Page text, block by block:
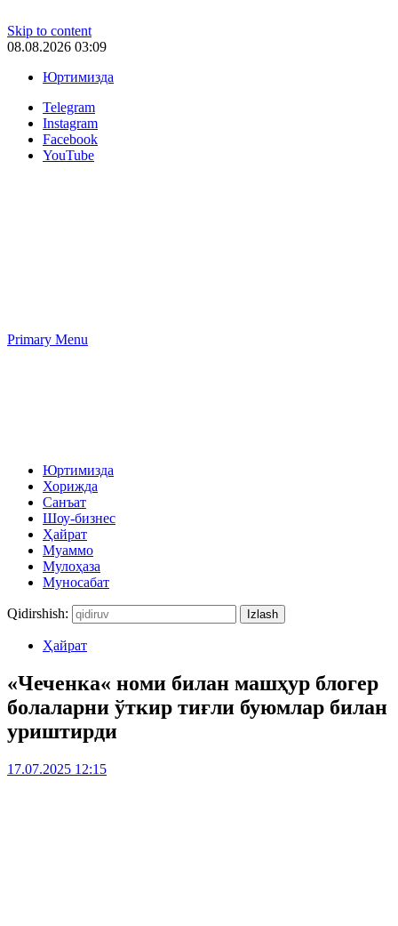
Skip to content
08.08.2026 03:09
Юртимизда
Telegram
Instagram
Facebook
YouTube
Primary Menu
Юртимизда
Хорижда
Санъат
Шоу-бизнес
Ҳайрат
Муаммо
Мулоҳаза
Муносабат
Qidirshish:
Ҳайрат
«Чеченка« номи билан машҳур блогер
болаларни ўткир тиғли буюмлар билан
уриштирди
17.07.2025 12:15